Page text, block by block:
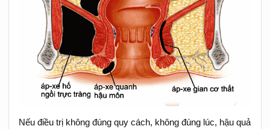
Nếu điều trị không đúng quy cách, không đúng lúc, hậu quả